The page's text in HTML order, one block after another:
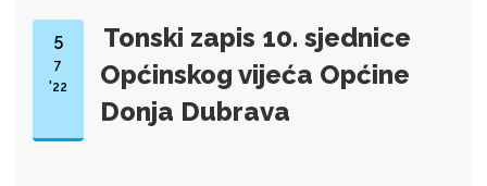
5
7
'22
Tonski zapis 10. sjednice
Općinskog vijeća Općine
Donja Dubrava